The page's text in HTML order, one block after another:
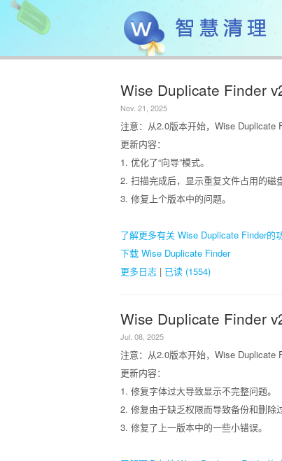
Wise Duplicate Finder
Nov. 21, 2025
注意：从2.0版本开始，Wise Duplicate
更新内容：
1. 优化了“向导”模式。
2. 扫描完成后，显示重复文件占用的磁
3. 修复上个版本中的问题。
了解更多有关 Wise Duplicate Finder的
下载 Wise Duplicate Finder
更多日志 | 已读 (1554)
Wise Duplicate Finder
Jul. 08, 2025
注意：从2.0版本开始，Wise Duplicate
更新内容：
1. 修复字体过大导致显示不完整问题。
2. 修复由于缺乏权限而导致备份和删除
3. 修复了上一版本中的一些小错误。